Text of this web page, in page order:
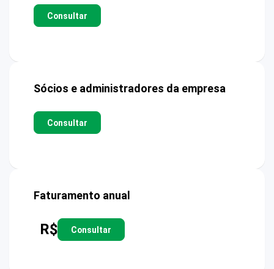
Consultar
Sócios e administradores da empresa
Consultar
Faturamento anual
R$ Consultar